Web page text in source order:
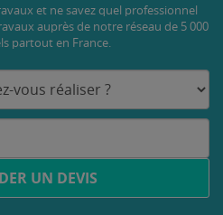
et ne savez quel professionnel
auprès de notre réseau de 5 000
partout en France.
UN DEVIS